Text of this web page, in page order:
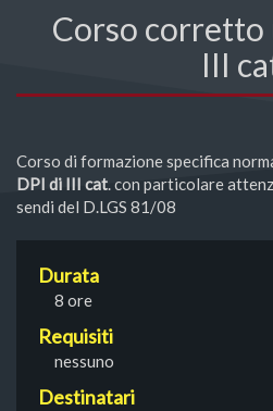
Corso corretto
III
Corso di formazione specifica
DPI di III cat. con particolare
sendi del D.LGS 81/08
Durata
8 ore
Requisiti
nessuno
Destinatari